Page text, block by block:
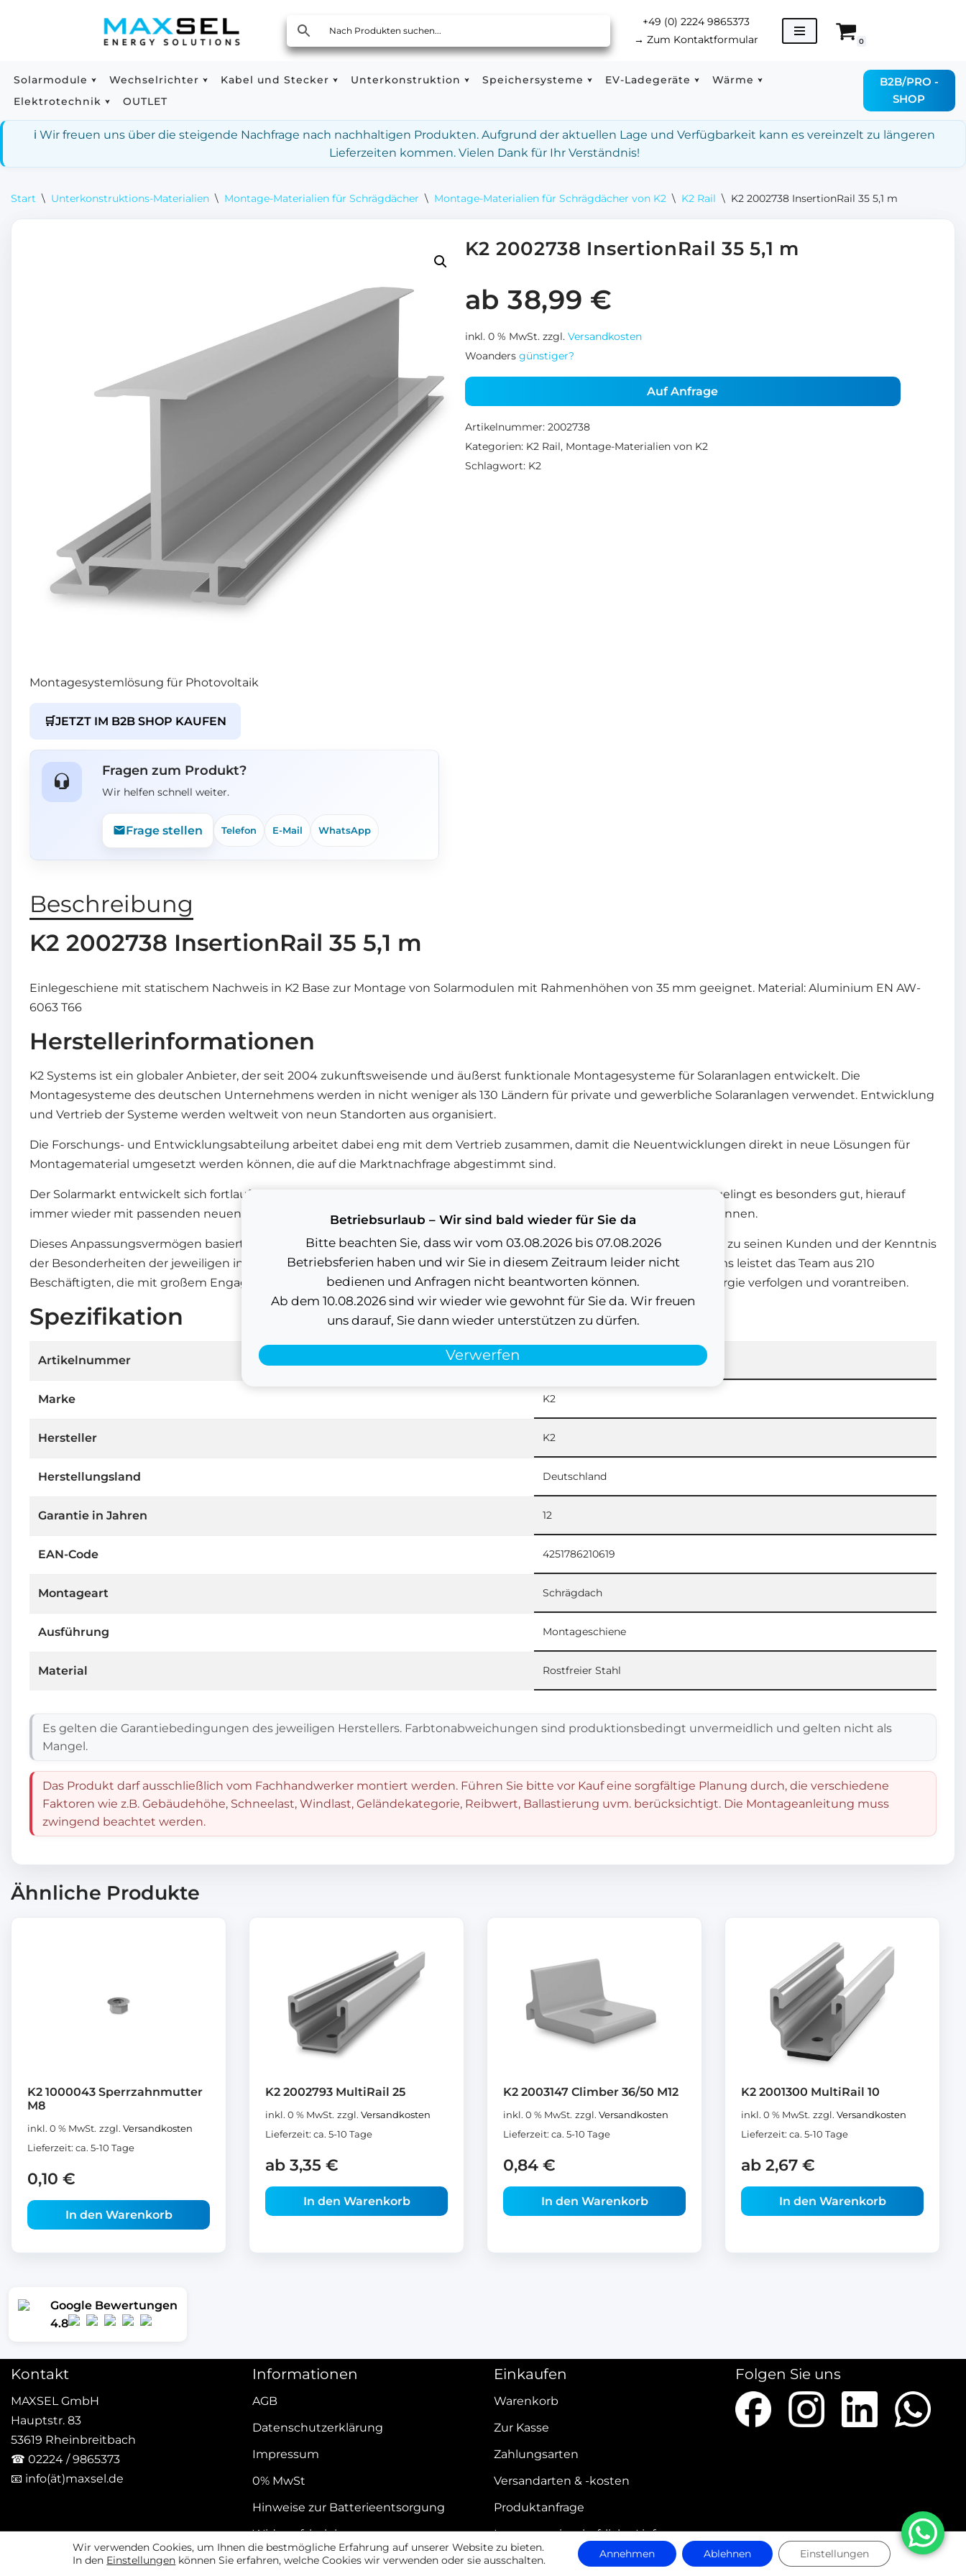
Betriebsurlaub – Wir sind bald wieder für Sie da
Bitte beachten Sie, dass wir vom 03.08.2026 bis 07.08.2026
Betriebsferien haben und wir Sie in diesem Zeitraum leider nicht
bedienen und Anfragen nicht beantworten können.
Ab dem 10.08.2026 sind wir wieder wie gewohnt für Sie da. Wir freuen
uns darauf, Sie dann wieder unterstützen zu dürfen.
Verwerfen
springen
Google Bewertungen
4.8
+49 (0) 2224 9865373
→ Zum Kontaktformular 0
Solarmodule Wechselrichter Kabel und Stecker Unterkonstruktion Speichersysteme EV-Ladegeräte
Wärme
Elektrotechnik
OUTLET
B2B/PRO -
SHOP
ℹ️ Wir freuen uns über die steigende Nachfrage nach nachhaltigen Produkten. Aufgrund der aktuellen Lage und Verfügbarkeit kann es vereinzelt zu längeren
Lieferzeiten kommen. Vielen Dank für Ihr Verständnis!
Start \ Unterkonstruktions-Materialien \ Montage-Materialien für Schrägdächer \ Montage-Materialien für Schrägdächer von K2 \ K2 Rail \ K2 2002738 InsertionRail 35 5,1 m
Montagesystemlösung für Photovoltaik
🛒JETZT IM B2B SHOP KAUFEN
Fragen zum Produkt?
Wir helfen schnell weiter.
Frage stellen Telefon E-Mail WhatsApp
K2 2002738 InsertionRail 35 5,1 m
ab 38,99 €
inkl. 0 % MwSt. zzgl. Versandkosten
Woanders günstiger?
Auf Anfrage
Artikelnummer: 2002738
Kategorien: K2 Rail, Montage-Materialien von K2
Schlagwort: K2
Beschreibung
K2 2002738 InsertionRail 35 5,1 m
Einlegeschiene mit statischem Nachweis in K2 Base zur Montage von Solarmodulen mit Rahmenhöhen von 35 mm geeignet. Material: Aluminium EN AW-
6063 T66
Herstellerinformationen
K2 Systems ist ein globaler Anbieter, der seit 2004 zukunftsweisende und äußerst funktionale Montagesysteme für Solaranlagen entwickelt. Die
Montagesysteme des deutschen Unternehmens werden in nicht weniger als 130 Ländern für private und gewerbliche Solaranlagen verwendet. Entwicklung
und Vertrieb der Systeme werden weltweit von neun Standorten aus organisiert.
Die Forschungs- und Entwicklungsabteilung arbeitet dabei eng mit dem Vertrieb zusammen, damit die Neuentwicklungen direkt in neue Lösungen für
Montagematerial umgesetzt werden können, die auf die Marktnachfrage abgestimmt sind.
Der Solarmarkt entwickelt sich fortlaufend weiter. Neue Technologien folgen immer schneller aufeinander. K2 Systems gelingt es besonders gut, hierauf
immer wieder mit passenden neuen Lösungen zu reagieren, um Solarmodule in nahezu jeder Situation montieren zu können.
Dieses Anpassungsvermögen basiert auf der jahrelangen Erfahrung des Unternehmens, den persönlichen Beziehungen zu seinen Kunden und der Kenntnis
der Besonderheiten der jeweiligen internationalen Märkte. Einen besonders wichtigen Beitrag zum Erfolg von K2 Systems leistet das Team aus 210
Beschäftigten, die mit großem Engagement und viel Kreativität die weltweite Entwicklung im Bereich erneuerbare Energie verfolgen und vorantreiben.
Spezifikation
Artikelnummer
Marke K2
Hersteller K2
Herstellungsland Deutschland
Garantie in Jahren 12
EAN-Code 4251786210619
Montageart Schrägdach
Ausführung Montageschiene
Material Rostfreier Stahl
Es gelten die Garantiebedingungen des jeweiligen Herstellers. Farbtonabweichungen sind produktionsbedingt unvermeidlich und gelten nicht als
Mangel.
Das Produkt darf ausschließlich vom Fachhandwerker montiert werden. Führen Sie bitte vor Kauf eine sorgfältige Planung durch, die verschiedene
Faktoren wie z.B. Gebäudehöhe, Schneelast, Windlast, Geländekategorie, Reibwert, Ballastierung uvm. berücksichtigt. Die Montageanleitung muss
zwingend beachtet werden.
Ähnliche Produkte
K2 1000043 Sperrzahnmutter
M8
inkl. 0 % MwSt. zzgl. Versandkosten
Lieferzeit: ca. 5-10 Tage
0,10 €
In den Warenkorb
K2 2002793 MultiRail 25
inkl. 0 % MwSt. zzgl. Versandkosten
Lieferzeit: ca. 5-10 Tage
ab 3,35 €
In den Warenkorb
K2 2003147 Climber 36/50 M12
inkl. 0 % MwSt. zzgl. Versandkosten
Lieferzeit: ca. 5-10 Tage
0,84 €
In den Warenkorb
K2 2001300 MultiRail 10
inkl. 0 % MwSt. zzgl. Versandkosten
Lieferzeit: ca. 5-10 Tage
ab 2,67 €
In den Warenkorb
Kontakt
MAXSEL GmbH
Hauptstr. 83
53619 Rheinbreitbach
☎ 02224 / 9865373
📧 info(ät)maxsel.de
Informationen
AGB
Datenschutzerklärung
Impressum
0% MwSt
Hinweise zur Batterieentsorgung
Widerrufsbelehrung
Vertrag widerrufen
Einkaufen
Warenkorb
Zur Kasse
Zahlungsarten
Versandarten & -kosten
Produktanfrage
Innergemeinschaftliche Lieferungen
Folgen Sie uns
Wir verwenden Cookies, um Ihnen die bestmögliche Erfahrung auf unserer Website zu bieten.
In den Einstellungen können Sie erfahren, welche Cookies wir verwenden oder sie ausschalten. Annehmen Ablehnen Einstellungen